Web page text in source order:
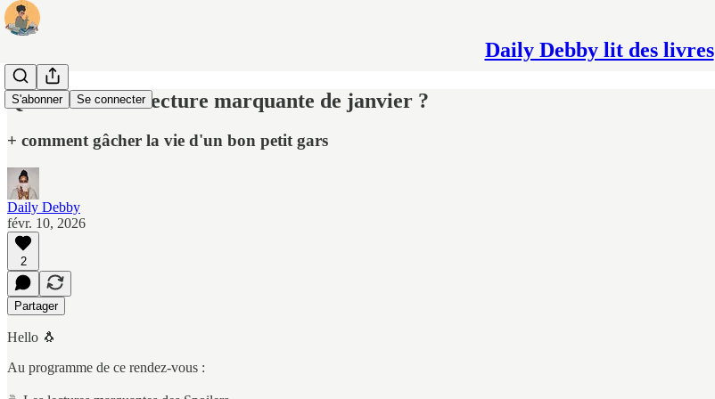
Daily Debby lit des livres
S'abonner Se connecter
Quelle a été ta lecture marquante de janvier ?
+ comment gâcher la vie d'un bon petit gars
Daily Debby
févr. 10, 2026
2
Partager
Hello 🐧
Au programme de ce rendez-vous :